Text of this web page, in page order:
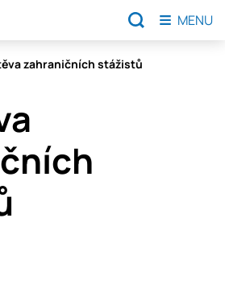
zahraničních stážistů
MENU